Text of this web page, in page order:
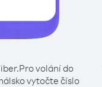
Pro volání do
vytočte číslo